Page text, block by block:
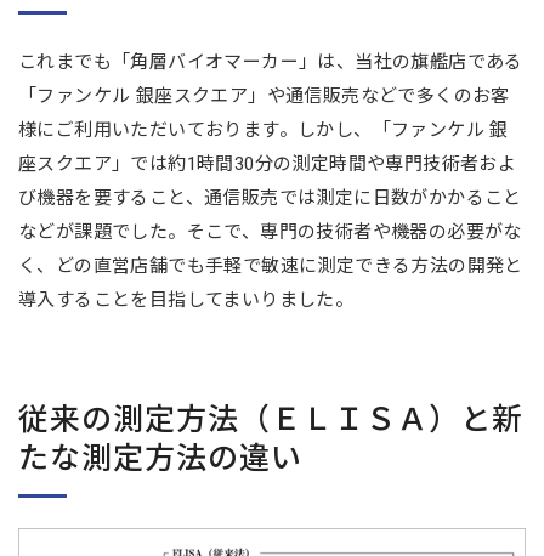
これまでも「角層バイオマーカー」は、当社の旗艦店である
「ファンケル 銀座スクエア」や通信販売などで多くのお客
様にご利用いただいております。しかし、「ファンケル 銀
座スクエア」では約1時間30分の測定時間や専門技術者およ
び機器を要すること、通信販売では測定に日数がかかること
などが課題でした。そこで、専門の技術者や機器の必要がな
く、どの直営店舗でも手軽で敏速に測定できる方法の開発と
導入することを目指してまいりました。
従来の測定方法（ＥＬＩＳＡ）と新
たな測定方法の違い